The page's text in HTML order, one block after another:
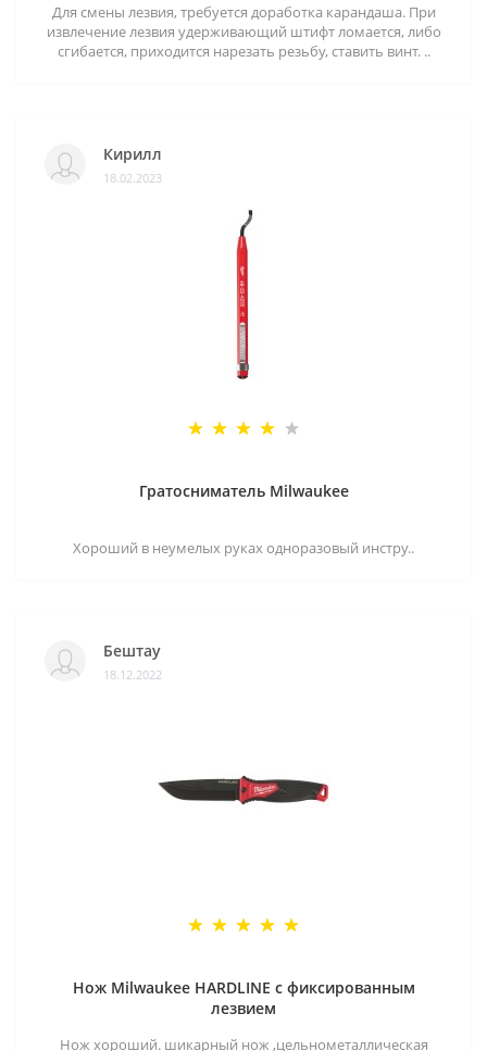
Для смены лезвия, требуется доработка карандаша. При
извлечение лезвия удерживающий штифт ломается, либо
сгибается, приходится нарезать резьбу, ставить винт. ..
Кирилл
18.02.2023
Гратосниматель Milwaukee
Хороший в неумелых руках одноразовый инстру..
Бештау
18.12.2022
Нож Milwaukee HARDLINE с фиксированным
лезвием
Нож хороший. шикарный нож ,цельнометаллическая